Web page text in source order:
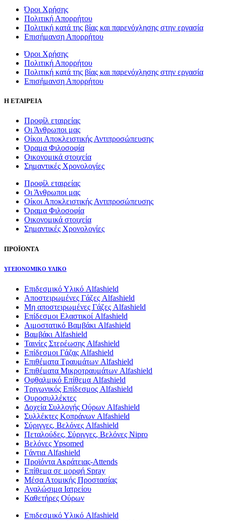
Όροι Χρήσης
Πολιτική Απορρήτου
Πολιτική κατά της βίας και παρενόχλησης στην εργασία
Επισήμανση Απορρήτου
Όροι Χρήσης
Πολιτική Απορρήτου
Πολιτική κατά της βίας και παρενόχλησης στην εργασία
Επισήμανση Απορρήτου
Η ΕΤΑΙΡΕΙΑ
Προφίλ εταιρείας
Οι Άνθρωποι μας
Οίκοι Αποκλειστικής Αντιπροσώπευσης
Όραμα Φιλοσοφία
Οικονομικά στοιχεία
Σημαντικές Χρονολογίες
Προφίλ εταιρείας
Οι Άνθρωποι μας
Οίκοι Αποκλειστικής Αντιπροσώπευσης
Όραμα Φιλοσοφία
Οικονομικά στοιχεία
Σημαντικές Χρονολογίες
ΠΡΟΪΟΝΤΑ
ΥΓΕΙΟΝΟΜΙΚΟ ΥΛΙΚΟ
Επιδεσμικό Υλικό Alfashield
Αποστειρωμένες Γάζες Alfashield
Μη αποστειρωμένες Γάζες Alfashield
Επίδεσμοι Ελαστικοί Alfashield
Αιμοστατικό Βαμβάκι Alfashield
Βαμβάκι Alfashield
Ταινίες Στερέωσης Alfashield
Επίδεσμοι Γάζας Alfashield
Επιθέματα Τραυμάτων Alfashield
Επιθέματα Μικροτραυμάτων Alfashield
Οφθαλμικό Eπίθεμα Alfashield
Τριγωνικός Επίδεσμος Alfashield
Ουροσυλλέκτες
Δοχεία Συλλογής Ούρων Alfashield
Συλλέκτες Κοπράνων Alfashield
Σύριγγες, Βελόνες Alfashield
Πεταλούδες, Σύριγγες, Βελόνες Nipro
Βελόνες Ypsomed
Γάντια Alfashield
Προϊόντα Ακράτειας-Attends
Επίθεμα σε μορφή Spray
Μέσα Ατομικής Προστασίας
Αναλώσιμα Ιατρείου
Καθετήρες Ούρων
Επιδεσμικό Υλικό Alfashield